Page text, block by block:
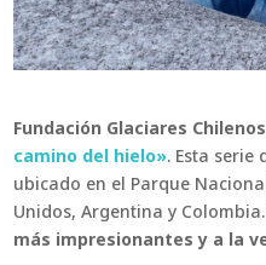
Fundación Glaciares Chilenos
camino del hielo». Esta serie
ubicado en el Parque
Unidos, Argentina y
más impresionantes y a la